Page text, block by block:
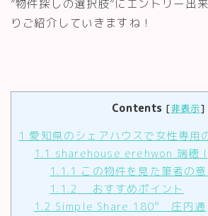
”物件探しの選択肢”にエントリー出
りご紹介していきますね！
Contents [非表示]
1 愛知県のシェアハウスで女性専用
1.1 sharehouse erehwon 瑞穂 I
1.1.1 この物件を見た筆者の
1.1.2
おすすめポイント
1.2 Simple Share 180° 庄内通